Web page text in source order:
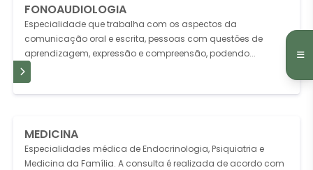
FONOAUDIOLOGIA
Especialidade que trabalha com os aspectos da
comunicação oral e escrita, pessoas com questões de
aprendizagem, expressão e compreensão, podendo...
MEDICINA
Especialidades médica de Endocrinologia, Psiquiatria e
Medicina da Família. A consulta é realizada de acordo com